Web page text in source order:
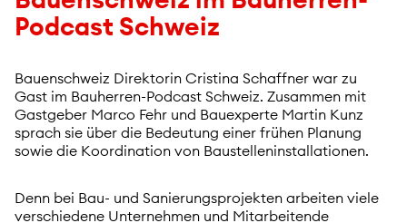
Podcast Schweiz
Bauenschweiz Direktorin Cristina Schaffner war zu
Gast im Bauherren-Podcast Schweiz. Zusammen mit
Gastgeber Marco Fehr und Bauexperte Martin Kunz
sprach sie über die Bedeutung einer frühen Planung
sowie die Koordination von Baustelleninstallationen.
Denn bei Bau- und Sanierungsprojekten arbeiten viele
verschiedene Unternehmen und Mitarbeitende